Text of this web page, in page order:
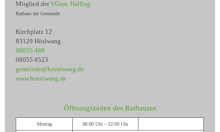
Mitglied derVGem. Halfing
Rathaus der Gemeinde
Kirchplatz 12
83129 Höslwang
08055 488
08055 8523
gemeinde@hoeslwang.de
www.hoeslwang.de
Öffnungszeiten des Rathauses
Montag 08:00 Uhr – 12:00 Uhr